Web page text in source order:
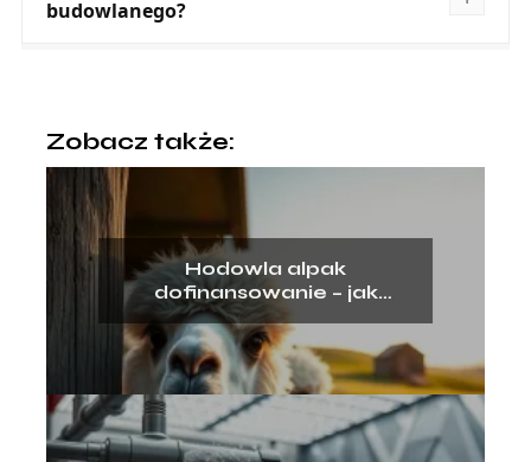
budowlanego?
Zobacz także:
Hodowla alpak
dofinansowanie – jak
uzyskać wsparcie?